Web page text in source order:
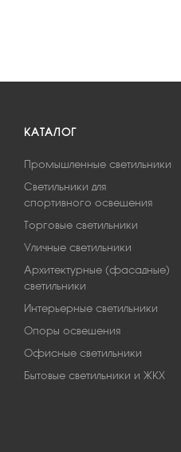
КАТАЛОГ
Промышленные светильники
Светильники для
спортивного освещения
Торговые светильники
Уличные светильники
Архитектурные (фасадные)
светильники
Интерьерные светильники
Опоры освещения
Офисные светильники
Бытовые светильники и ЖКХ